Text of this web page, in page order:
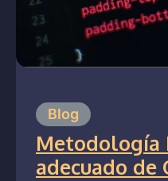
Blog
Metodología
adecuado de